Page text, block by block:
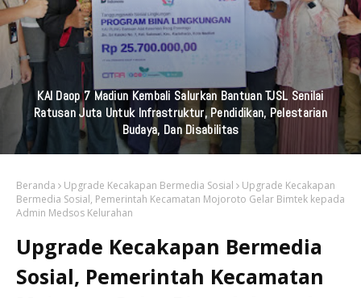
KAI Daop 7 Madiun Kembali Salurkan Bantuan TJSL Senilai
Ratusan Juta Untuk Infrastruktur, Pendidikan, Pelestarian
Budaya, Dan Disabilitas
Beranda Upgrade Kecakapan Bermedia Sosial
Upgrade Kecakapan
Bermedia Sosial, Pemerintah Kecamatan Mojoroto Gelar Bimtek kepada
Admin Medsos Kelurahan
Upgrade Kecakapan Bermedia
Sosial, Pemerintah Kecamatan